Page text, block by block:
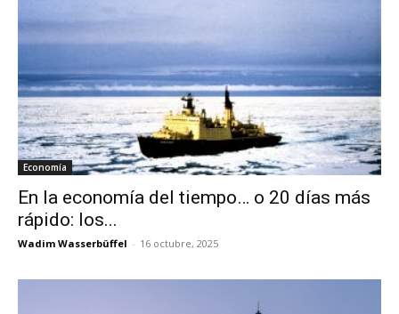
Economía
En la economía del tiempo… o 20 días más
rápido: los...
Wadim Wasserbüffel - 16 octubre, 2025